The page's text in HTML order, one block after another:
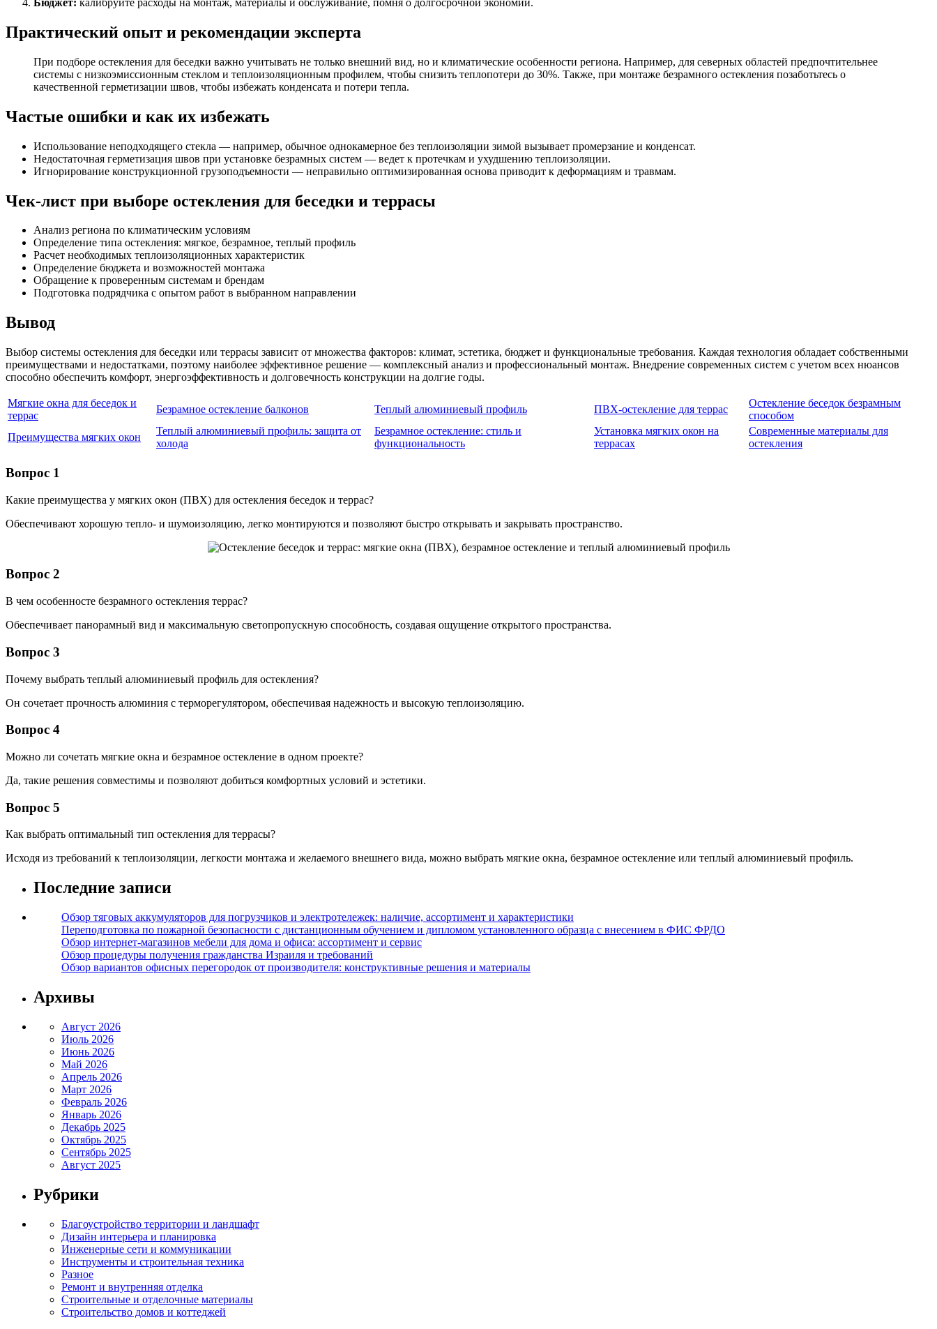
Бюджет: калибруйте расходы на монтаж, материалы и обслуживание, помня о долгосрочной экономии.
Практический опыт и рекомендации эксперта
При подборе остекления для беседки важно учитывать не только внешний вид, но и климатические особенности региона. Например, для северных областей предпочтительнее
системы с низкоэмиссионным стеклом и теплоизоляционным профилем, чтобы снизить теплопотери до 30%. Также, при монтаже безрамного остекления позаботьтесь о
качественной герметизации швов, чтобы избежать конденсата и потери тепла.
Частые ошибки и как их избежать
Использование неподходящего стекла — например, обычное однокамерное без теплоизоляции зимой вызывает промерзание и конденсат.
Недостаточная герметизация швов при установке безрамных систем — ведет к протечкам и ухудшению теплоизоляции.
Игнорирование конструкционной грузоподъемности — неправильно оптимизированная основа приводит к деформациям и травмам.
Чек-лист при выборе остекления для беседки и террасы
Анализ региона по климатическим условиям
Определение типа остекления: мягкое, безрамное, теплый профиль
Расчет необходимых теплоизоляционных характеристик
Определение бюджета и возможностей монтажа
Обращение к проверенным системам и брендам
Подготовка подрядчика с опытом работ в выбранном направлении
Вывод
Выбор системы остекления для беседки или террасы зависит от множества факторов: климат, эстетика, бюджет и функциональные требования. Каждая технология обладает собственными
преимуществами и недостатками, поэтому наиболее эффективное решение — комплексный анализ и профессиональный монтаж. Внедрение современных систем с учетом всех нюансов
способно обеспечить комфорт, энергоэффективность и долговечность конструкции на долгие годы.
Мягкие окна для беседок и
террас
Безрамное остекление балконов Теплый алюминиевый профиль ПВХ-остекление для террас
Остекление беседок безрамным
способом
Преимущества мягких окон
Теплый алюминиевый профиль: защита от
холода
Безрамное остекление: стиль и
функциональность
Установка мягких окон на
террасах
Современные материалы для
остекления
Вопрос 1
Какие преимущества у мягких окон (ПВХ) для остекления беседок и террас?
Обеспечивают хорошую тепло- и шумоизоляцию, легко монтируются и позволяют быстро открывать и закрывать пространство.
Вопрос 2
В чем особенносте безрамного остекления террас?
Обеспечивает панорамный вид и максимальную светопропускную способность, создавая ощущение открытого пространства.
Вопрос 3
Почему выбрать теплый алюминиевый профиль для остекления?
Он сочетает прочность алюминия с терморегулятором, обеспечивая надежность и высокую теплоизоляцию.
Вопрос 4
Можно ли сочетать мягкие окна и безрамное остекление в одном проекте?
Да, такие решения совместимы и позволяют добиться комфортных условий и эстетики.
Вопрос 5
Как выбрать оптимальный тип остекления для террасы?
Исходя из требований к теплоизоляции, легкости монтажа и желаемого внешнего вида, можно выбрать мягкие окна, безрамное остекление или теплый алюминиевый профиль.
Последние записи
Обзор тяговых аккумуляторов для погрузчиков и электротележек: наличие, ассортимент и характеристики
Переподготовка по пожарной безопасности с дистанционным обучением и дипломом установленного образца с внесением в ФИС ФРДО
Обзор интернет-магазинов мебели для дома и офиса: ассортимент и сервис
Обзор процедуры получения гражданства Израиля и требований
Обзор вариантов офисных перегородок от производителя: конструктивные решения и материалы
Архивы
Август 2026
Июль 2026
Июнь 2026
Май 2026
Апрель 2026
Март 2026
Февраль 2026
Январь 2026
Декабрь 2025
Октябрь 2025
Сентябрь 2025
Август 2025
Рубрики
Благоустройство территории и ландшафт
Дизайн интерьера и планировка
Инженерные сети и коммуникации
Инструменты и строительная техника
Разное
Ремонт и внутренняя отделка
Строительные и отделочные материалы
Строительство домов и коттеджей